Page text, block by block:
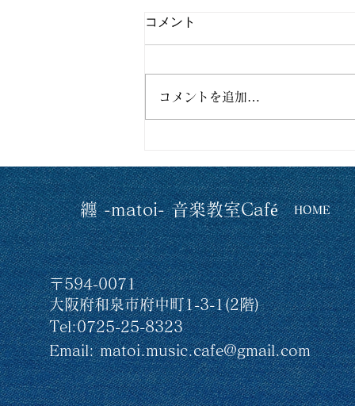
クディのお知らせ♪
コメント
コメントを追加…
纏 -matoi- 音楽教室Café
〒594-0071
大阪府和泉市府中町1-3-1(2階)
​Tel:0725-25-8323
Email:matoi.music.cafe@gmail.com
​HOME